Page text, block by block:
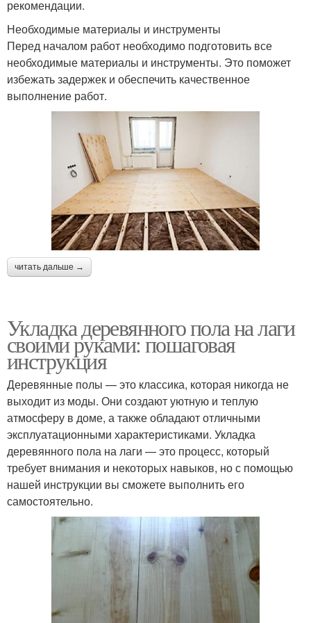
рекомендации.
Необходимые материалы и инструменты
Перед началом работ необходимо подготовить все
необходимые материалы и инструменты. Это поможет
избежать задержек и обеспечить качественное
выполнение работ.
читать дальше →
Укладка деревянного пола на лаги
своими руками: пошаговая
инструкция
Деревянные полы — это классика, которая никогда не
выходит из моды. Они создают уютную и теплую
атмосферу в доме, а также обладают отличными
эксплуатационными характеристиками. Укладка
деревянного пола на лаги — это процесс, который
требует внимания и некоторых навыков, но с помощью
нашей инструкции вы сможете выполнить его
самостоятельно.